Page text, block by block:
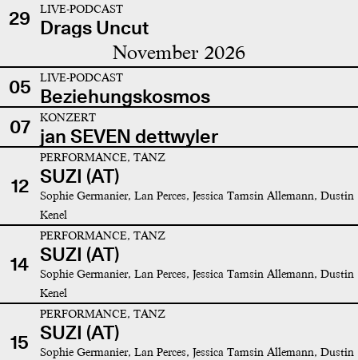
29
LIVE-PODCAST
Drags Uncut
November 2026
05 LIVE-PODCAST
Beziehungskosmos
07
KONZERT
jan SEVEN dettwyler
12
PERFORMANCE, TANZ
SUZI (AT)
Sophie Germanier, Lan Perces, Jessica Tamsin Allemann, Dustin
Kenel
14
PERFORMANCE, TANZ
SUZI (AT)
Sophie Germanier, Lan Perces, Jessica Tamsin Allemann, Dustin
Kenel
15
PERFORMANCE, TANZ
SUZI (AT)
Sophie Germanier, Lan Perces, Jessica Tamsin Allemann, Dustin